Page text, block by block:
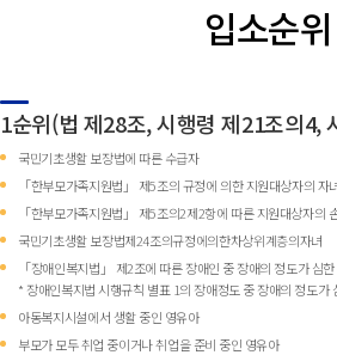
입소순위
1순위(법 제28조, 시행령 제21조의4,
국민기초생활 보장법에 따른 수급자
「한부모가족지원법」 제5조의 규정에 의한 지원대상자의 자
「한부모가족지원법」 제5조의2제2항에 따른 지원대상자의
국민기초생활 보장법제24조의규정에의한차상위계층의자녀
「장애인복지법」 제2조에 따른 장애인 중 장애의 정도가 심
* 장애인복지법 시행규칙 별표 1의 장애정도 중 장애의 정도가
아동복지시설에서 생활 중인 영유아
부모가 모두 취업 중이거나 취업을 준비 중인 영유아